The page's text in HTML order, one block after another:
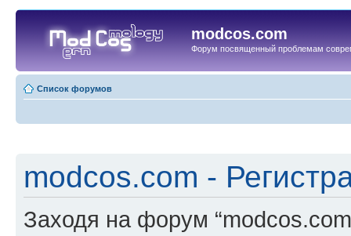
modcos.com
Форум посвященный проблемам
Список форумов
modcos.com -
Заходя на форум